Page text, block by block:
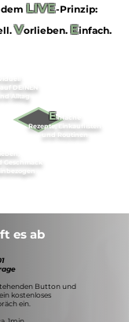
LIVE-Prinzip:
Vorlieben. Einfach.
Einfache
Rezepte, Einkauflisten
und Routinen
DEINEN
Alltag
Geschmack
es ab
Button und
kostenloses
ein.